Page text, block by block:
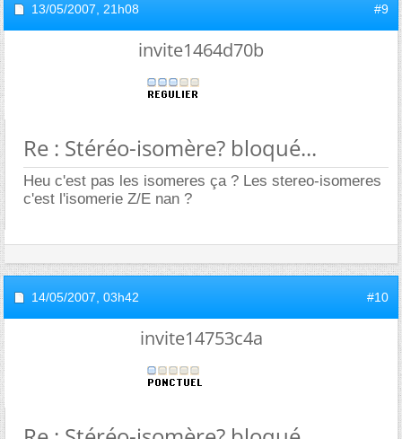
13/05/2007, 21h08 #9
invite1464d70b
Re : Stéréo-isomère? bloqué...
Heu c'est pas les isomeres ça ? Les stereo-isomeres
c'est l'isomerie Z/E nan ?
14/05/2007, 03h42 #10
invite14753c4a